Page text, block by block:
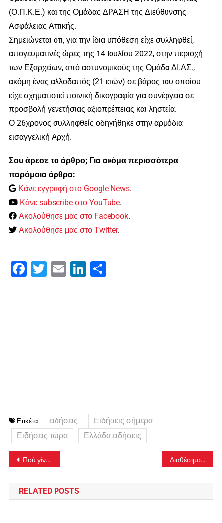
(Ο.Π.Κ.Ε.) και της Ομάδας ΔΡΑΣΗ της Διεύθυνσης
Ασφάλειας Αττικής.
Σημειώνεται ότι, για την ίδια υπόθεση είχε συλληφθεί,
απογευματινές ώρες της 14 Ιουλίου 2022, στην περιοχή
των Εξαρχείων, από αστυνομικούς της Ομάδα ΔΙ.ΑΣ.,
ακόμη ένας αλλοδαπός (21 ετών) σε βάρος του οποίου
είχε σχηματιστεί ποινική δικογραφία για συνέργεια σε
προσβολή γενετήσιας αξιοπρέπειας και ληστεία.
Ο 26χρονος συλληφθείς οδηγήθηκε στην αρμόδια
εισαγγελική Αρχή.
Σου άρεσε το άρθρο; Για ακόμα περισσότερα
παρόμοια άρθρα:
Κάνε εγγραφή στο Google News.
Κάνε subscribe στο YouTube.
Ακολούθησε μας στο Facebook.
Ακολούθησε μας στο Twitter.
Facebook
Twitter Email LinkedIn
Ετικέτα: ειδήσεις
Ειδήσεις σήμερα
Ειδήσεις τώρα
Ελλάδα ειδήσεις
Πλοήγηση
άρθρων
Πού γίνονται δωρεάν rapid tests σήμερα Παρασκευή Διαθέσιμο για όλα τα ΑΦΜ – Βήμα βήμα η διαδικασία
RELATED POSTS